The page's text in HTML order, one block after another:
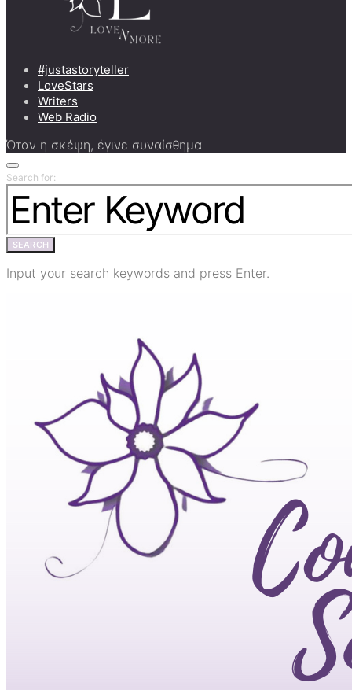
#justastoryteller
LoveStars
Writers
Web Radio
Όταν η σκέψη, έγινε συναίσθημα
Search for:
SEARCH
Input your search keywords and press Enter.